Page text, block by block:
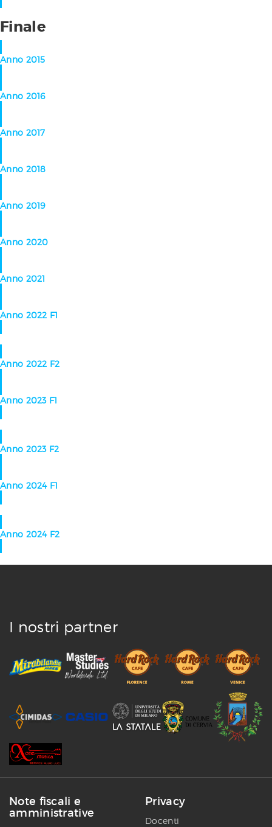
Finale
Anno 2015
Anno 2016
Anno 2017
Anno 2018
Anno 2019
Anno 2020
Anno 2021
Anno 2022 F1
Anno 2022 F2
Anno 2023 F1
Anno 2023 F2
Anno 2024 F1
Anno 2024 F2
I nostri partner
Note fiscali e
amministrative
Privacy
Docenti